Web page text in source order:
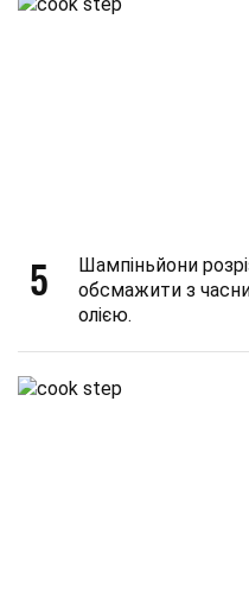
5
Шампіньйони
обсмажити з
олією.